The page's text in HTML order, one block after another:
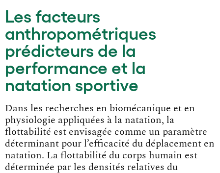
Les facteurs
anthropométriques
prédicteurs de la
performance et la
natation sportive
Dans les recherches en biomécanique et en
physiologie appliquées à la natation, la
flottabilité est envisagée comme un paramètre
déterminant pour l’efficacité du déplacement en
natation. La flottabilité du corps humain est
déterminée par les densités relatives du